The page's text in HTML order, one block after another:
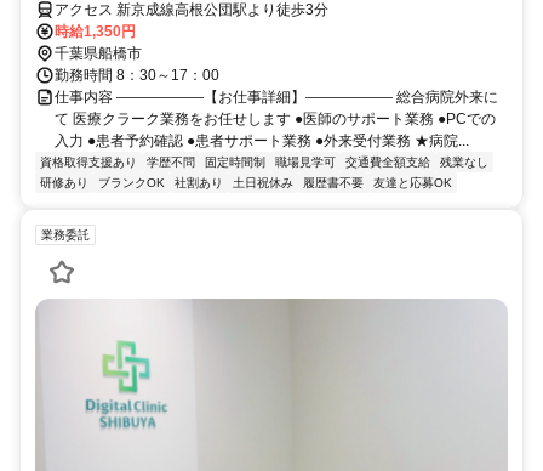
アクセス 新京成線高根公団駅より徒歩3分
時給1,350円
千葉県船橋市
勤務時間 8：30～17：00
仕事内容 ――――――【お仕事詳細】―――――― 総合病院外来に
て 医療クラーク業務をお任せします ●医師のサポート業務 ●PCでの
入力 ●患者予約確認 ●患者サポート業務 ●外来受付業務 ★病院...
資格取得支援あり 学歴不問 固定時間制 職場見学可 交通費全額支給
残業なし
研修あり
ブランクOK 社割あり 土日祝休み 履歴書不要 友達と応募OK
業務委託